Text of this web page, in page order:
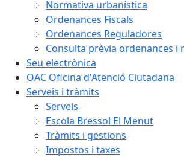
Normativa urbanística
Ordenances Fiscals
Ordenances Reguladores
Consulta prèvia ordenances i
Seu electrònica
OAC Oficina d'Atenció Ciutadana
Serveis i tràmits
Serveis
Escola Bressol El Menut
Tràmits i gestions
Impostos i taxes